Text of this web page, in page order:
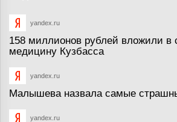
yandex.ru
158 миллионов рублей вложили в
медицину Кузбасса
yandex.ru
Малышева назвала самые
yandex.ru